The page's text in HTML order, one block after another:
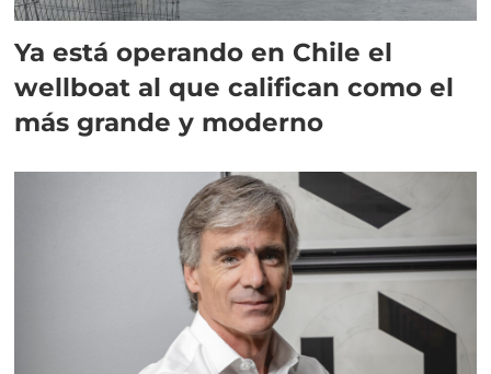
Ya está operando en Chile el
wellboat al que califican como el
más grande y moderno